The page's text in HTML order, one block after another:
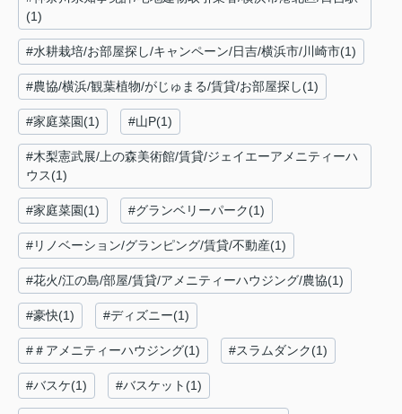
(1)
#水耕栽培/お部屋探し/キャンペーン/日吉/横浜市/川崎市(1)
#農協/横浜/観葉植物/がじゅまる/賃貸/お部屋探し(1)
#家庭菜園(1) #山P(1)
#木梨憲武展/上の森美術館/賃貸/ジェイエーアメニティーハ
ウス(1)
#家庭菜園(1) #グランベリーパーク(1)
#リノベーション/グランピング/賃貸/不動産(1)
#花火/江の島/部屋/賃貸/アメニティーハウジング/農協(1)
#豪快(1) #ディズニー(1)
#＃アメニティーハウジング(1) #スラムダンク(1)
#バスケ(1) #バスケット(1)